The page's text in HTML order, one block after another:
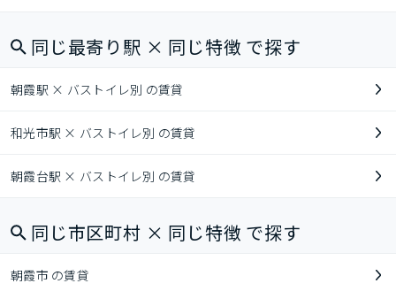
同じ最寄り駅 × 同じ特徴 で探す
朝霞駅 × バストイレ別 の賃貸
和光市駅 × バストイレ別 の賃貸
朝霞台駅 × バストイレ別 の賃貸
同じ市区町村 × 同じ特徴 で探す
朝霞市 の賃貸